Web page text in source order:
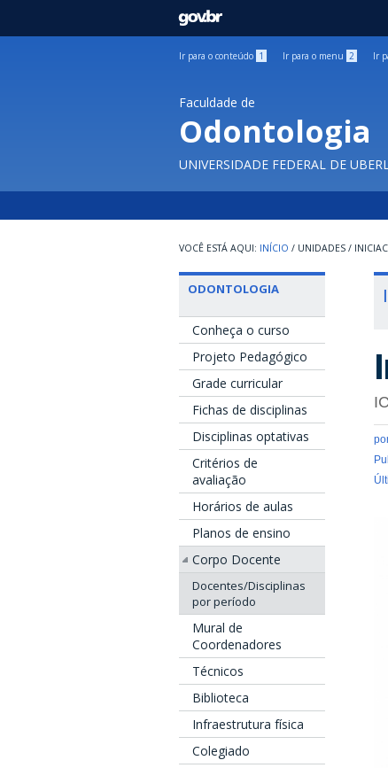
GOVBR
Ir para o conteúdo 1 Ir para o menu 2 Ir
Faculdade de
Odontologia
UNIVERSIDADE FEDERAL DE
INÍCIO / UNIDADES /
ODONTOLOGIA
Conheça o curso
Projeto Pedagógico
Grade curricular
Fichas de disciplinas
Disciplinas optativas
Critérios de
avaliação
Horários de aulas
Planos de ensino
Corpo Docente
Docentes/Disciplinas
por período
Mural de
Coordenadores
Técnicos
Biblioteca
Infraestrutura física
Colegiado
IC